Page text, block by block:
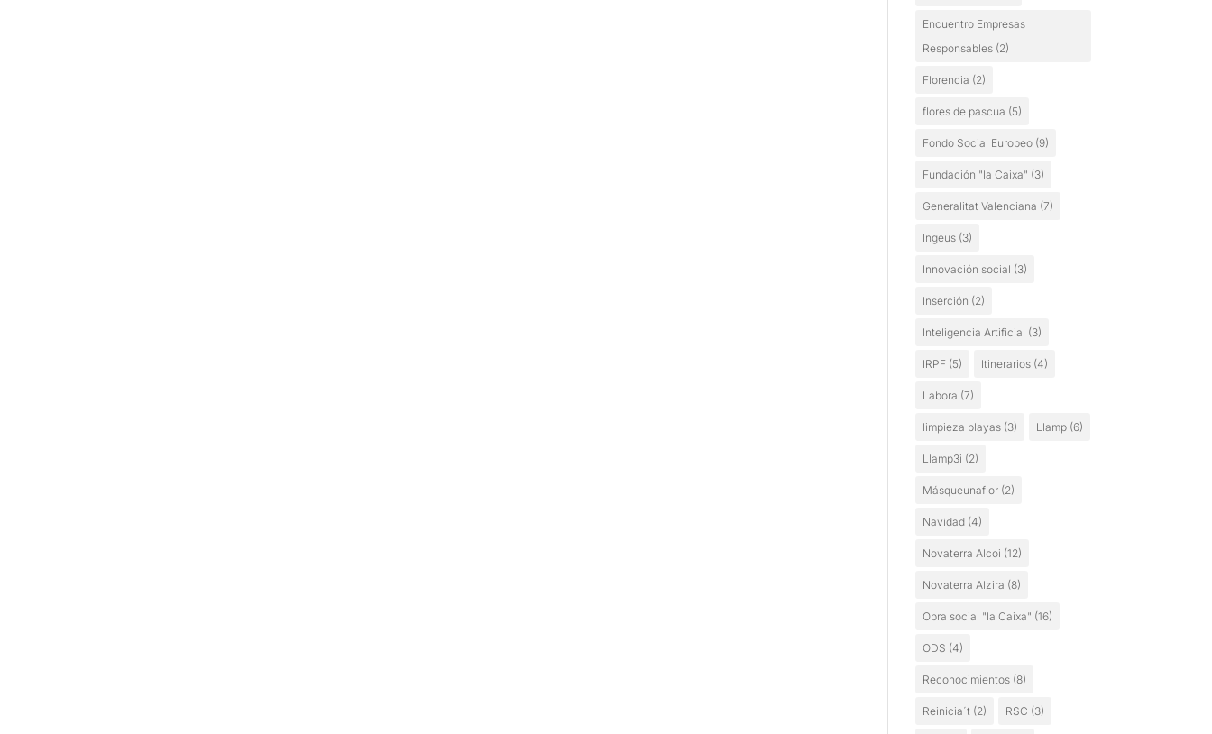
Encuentro Empresas
Responsables (2)
Florencia (2)
flores de pascua (5)
Fondo Social Europeo (9)
Fundación "la Caixa" (3)
Generalitat Valenciana (7)
Ingeus (3)
Innovación social (3)
Inserción (2)
Inteligencia Artificial (3)
IRPF (5) Itinerarios (4)
Labora (7)
limpieza playas (3) Llamp (6)
Llamp3i (2)
Másqueunaflor (2)
Navidad (4)
Novaterra Alcoi (12)
Novaterra Alzira (8)
Obra social "la Caixa" (16)
ODS (4)
Reconocimientos (8)
Reinicia´t (2) RSC (3)